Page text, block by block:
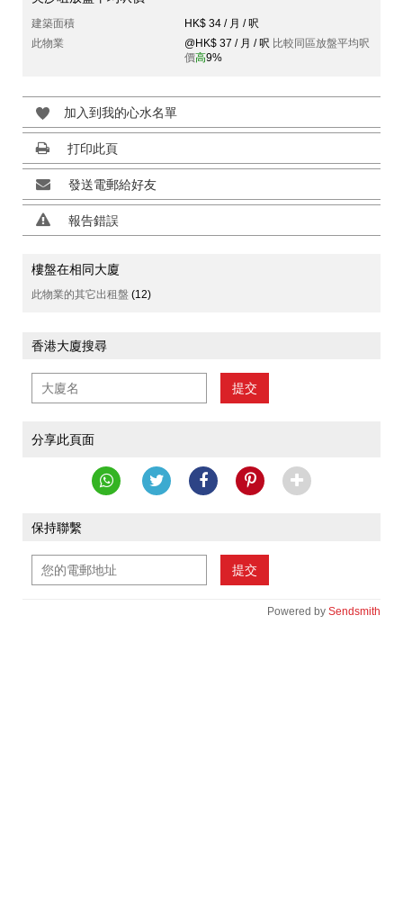
建築面積
HK$ 34 / 月 / 呎
此物業
@HK$ 37 / 月 / 呎 比較同區放盤平均呎
價高9%
加入到我的心水名單
打印此頁
發送電郵給好友
報告錯誤
樓盤在相同大廈
此物業的其它出租盤 (12)
香港大廈搜尋
提交
分享此頁面
保持聯繫
提交
Powered by Sendsmith